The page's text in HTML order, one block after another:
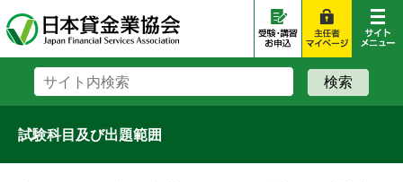
試験科目及び出題範囲